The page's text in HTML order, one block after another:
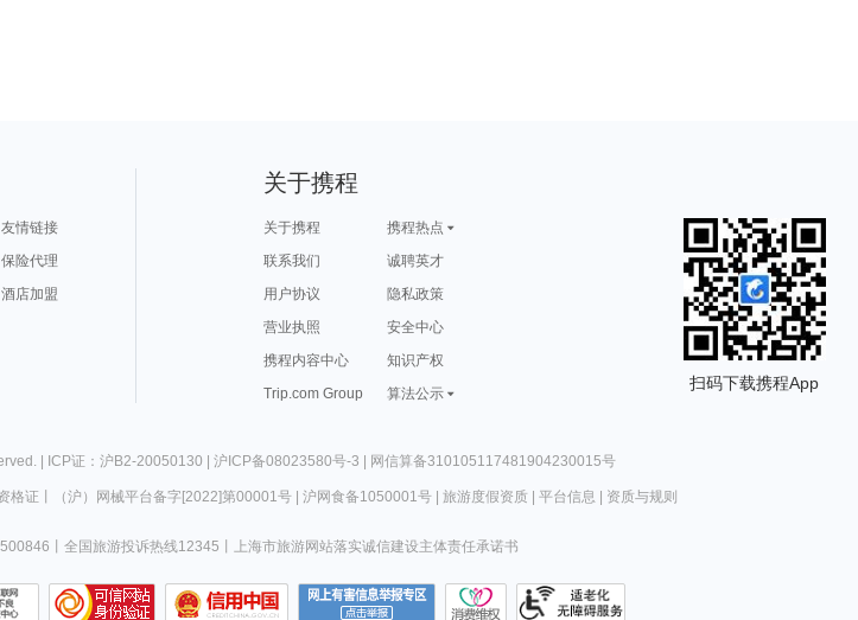
友情链接
保险代理
酒店加盟
关于携程
关于携程
携程热点
联系我们
诚聘英才
用户协议
隐私政策
营业执照
安全中心
携程内容中心
知识产权
Trip.com Group
算法公示
扫码下载携程App
| ICP证：沪B2-20050130 | 沪ICP备08023580号-3 | 网信算备310105117481904230015号
格证 （沪）网械平台备字[2022]第00001号| 沪网食备1050001号| 旅游度假资质| 平台信息 资质与规则
全国旅游投诉热线12345 上海市旅游网站落实诚信建设主体责任承诺书